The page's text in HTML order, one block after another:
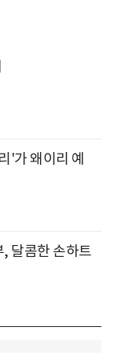
'가 왜이리 예
달콤한 손하트